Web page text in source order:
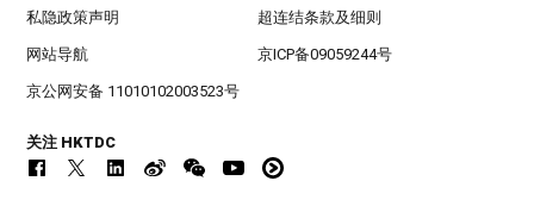
私隐政策声明 超连结条款及细则
网站导航 京ICP备09059244号
京公网安备 11010102003523号
关注 HKTDC